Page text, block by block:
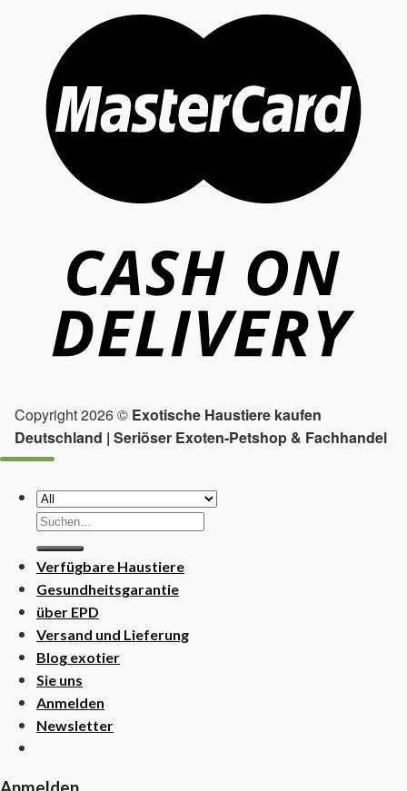
Copyright 2026 © Exotische Haustiere kaufen
Deutschland | Seriöser Exoten-Petshop & Fachhandel
Suchen
nach:
Verfügbare Haustiere
Gesundheitsgarantie
über EPD
Versand und Lieferung
Blog exotier
Sie uns
Anmelden
Newsletter